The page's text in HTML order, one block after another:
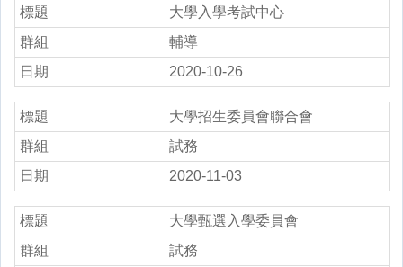
大學入學考試中心
輔導
2020-10-26
大學招生委員會聯合會
試務
2020-11-03
大學甄選入學委員會
試務